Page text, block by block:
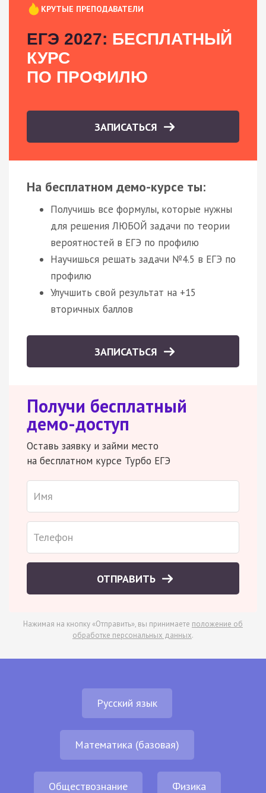
КРУТЫЕ ПРЕПОДАВАТЕЛИ
ЕГЭ 2027: БЕСПЛАТНЫЙ
КУРС
ПО ПРОФИЛЮ
ЗАПИСАТЬСЯ
На бесплатном демо-курсе ты:
Получишь все формулы, которые нужны
для решения ЛЮБОЙ задачи по теории
вероятностей в ЕГЭ по профилю
Научишься решать задачи №4.5 в ЕГЭ по
профилю
Улучшить свой результат на +15
вторичных баллов
ЗАПИСАТЬСЯ
Получи бесплатный
демо-доступ
Оставь заявку и займи место
на бесплатном курсе Турбо ЕГЭ
ОТПРАВИТЬ
Нажимая на кнопку «Отправить», вы принимаете положение об
обработке персональных данных.
Русский язык
Математика (базовая)
Обществознание Физика